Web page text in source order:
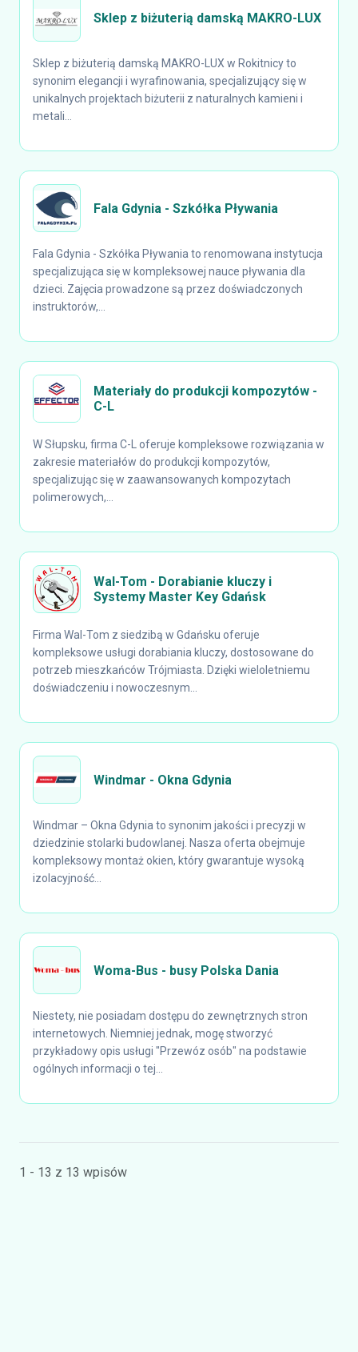
Sklep z biżuterią damską MAKRO-LUX
Sklep z biżuterią damską MAKRO-LUX w Rokitnicy to
synonim elegancji i wyrafinowania, specjalizujący się w
unikalnych projektach biżuterii z naturalnych kamieni i
metali...
Fala Gdynia - Szkółka Pływania
Fala Gdynia - Szkółka Pływania to renomowana instytucja
specjalizująca się w kompleksowej nauce pływania dla
dzieci. Zajęcia prowadzone są przez doświadczonych
instruktorów,...
Materiały do produkcji kompozytów -
C-L
W Słupsku, firma C-L oferuje kompleksowe rozwiązania w
zakresie materiałów do produkcji kompozytów,
specjalizując się w zaawansowanych kompozytach
polimerowych,...
Wal-Tom - Dorabianie kluczy i
Systemy Master Key Gdańsk
Firma Wal-Tom z siedzibą w Gdańsku oferuje
kompleksowe usługi dorabiania kluczy, dostosowane do
potrzeb mieszkańców Trójmiasta. Dzięki wieloletniemu
doświadczeniu i nowoczesnym...
Windmar - Okna Gdynia
Windmar – Okna Gdynia to synonim jakości i precyzji w
dziedzinie stolarki budowlanej. Nasza oferta obejmuje
kompleksowy montaż okien, który gwarantuje wysoką
izolacyjność...
Woma-Bus - busy Polska Dania
Niestety, nie posiadam dostępu do zewnętrznych stron
internetowych. Niemniej jednak, mogę stworzyć
przykładowy opis usługi "Przewóz osób" na podstawie
ogólnych informacji o tej...
1 - 13 z 13 wpisów